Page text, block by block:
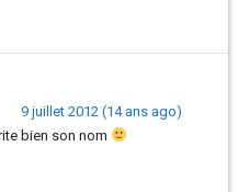
9 juillet 2012 (14 ans ago)
bien son nom